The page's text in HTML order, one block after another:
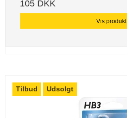
105 DKK
Vis produkt
Tilbud Udsolgt